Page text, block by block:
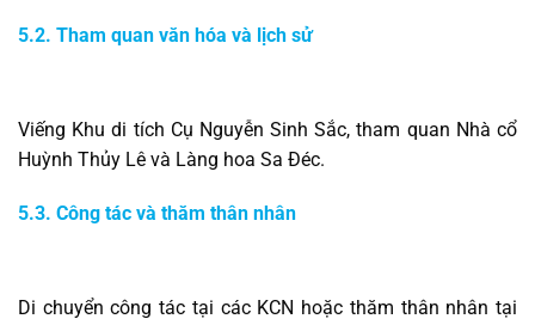
5.2. Tham quan văn hóa và lịch sử
Viếng Khu di tích Cụ Nguyễn Sinh Sắc, tham quan Nhà cổ
Huỳnh Thủy Lê và Làng hoa Sa Đéc.
5.3. Công tác và thăm thân nhân
Di chuyển công tác tại các KCN hoặc thăm thân nhân tại